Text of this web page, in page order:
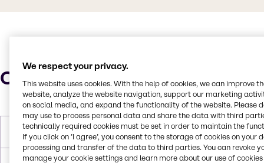
Charakterystyka
Masa molowa
We respect your privacy.
This website uses cookies. With the help of cookies, we can improve
website, analyze the website navigation, support our marketing
on social media, and expand the functionality of the website. Please
may use to process personal data and share the data with third
technically required cookies must be set in order to maintain the
If you click on ’I agree’, you consent to the storage of cookies on your
processing and transfer of the data to third parties. You can revoke
manage your cookie settings and learn more about our use of cookies